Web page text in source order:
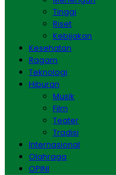
Tinggi
Riset
Kebijakan
Kesehatan
Ragam
Teknologi
Hiburan
Musik
Film
Teater
Tradisi
Internasional
Olahraga
OPINI